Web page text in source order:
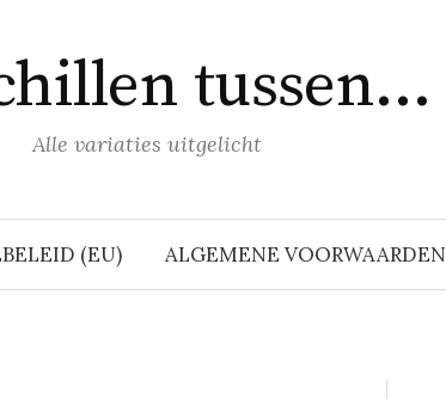
tussen…
Alle variaties uitgelicht
(EU) ALGEMENE VOORWAARDEN